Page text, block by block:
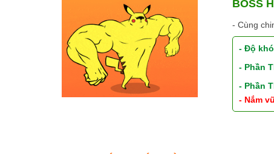
BOSS
- Cùng
- Độ
- Phần
- Phần
- Nắm